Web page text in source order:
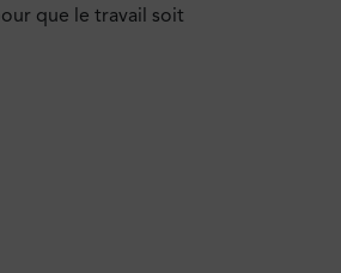
que le travail soit